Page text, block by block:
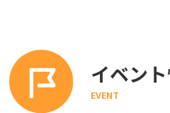
イベン
EVENT